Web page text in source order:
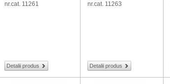
nr.cat. 11261
Detalii produs
nr.cat. 11263
Detalii produs